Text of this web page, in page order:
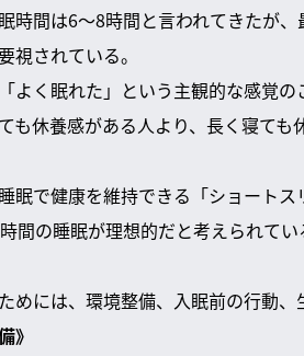
時間は6～8時間と言われてきたが
視されている。
よく眠れた」という主観的な感覚の
も休養感がある人より、長く寝て
眠で健康を維持できる「ショートス
間の睡眠が理想的だと考えられて
めには、環境整備、入眠前の行動、
》